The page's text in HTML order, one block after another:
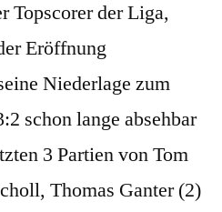
Topscorer der Liga,
Eröffnung
Niederlage zum
schon lange absehbar
3 Partien von Tom
Thomas Ganter (2)